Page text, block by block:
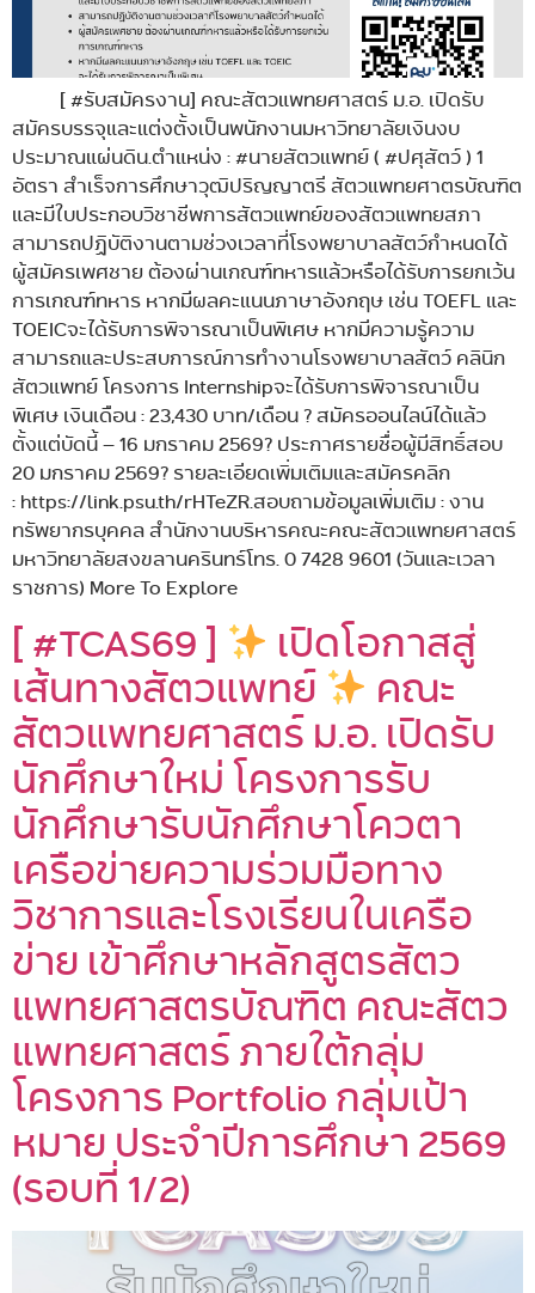
[ #รับสมัครงาน] คณะสัตวแพทยศาสตร์ ม.อ. เปิดรับ
สมัครบรรจุและแต่งตั้งเป็นพนักงานมหาวิทยาลัยเงินงบ
ประมาณแผ่นดิน.ตำแหน่ง : #นายสัตวแพทย์ ( #ปศุสัตว์ ) 1
อัตรา สำเร็จการศึกษาวุฒิปริญญาตรี สัตวแพทยศาตรบัณฑิต
และมีใบประกอบวิชาชีพการสัตวแพทย์ของสัตวแพทยสภา
สามารถปฏิบัติงานตามช่วงเวลาที่โรงพยาบาลสัตว์กำหนดได้
ผู้สมัครเพศชาย ต้องผ่านเกณฑ์ทหารแล้วหรือได้รับการยกเว้น
การเกณฑ์ทหาร หากมีผลคะแนนภาษาอังกฤษ เช่น TOEFL และ
TOEICจะได้รับการพิจารณาเป็นพิเศษ หากมีความรู้ความ
สามารถและประสบการณ์การทำงานโรงพยาบาลสัตว์ คลินิก
สัตวแพทย์ โครงการ Internshipจะได้รับการพิจารณาเป็น
พิเศษ เงินเดือน : 23,430 บาท/เดือน ? สมัครออนไลน์ได้แล้ว
ตั้งแต่บัดนี้ – 16 มกราคม 2569? ประกาศรายชื่อผู้มีสิทธิ์สอบ
20 มกราคม 2569? รายละเอียดเพิ่มเติมและสมัครคลิก
: https://link.psu.th/rHTeZR.สอบถามข้อมูลเพิ่มเติม : งาน
ทรัพยากรบุคคล สำนักงานบริหารคณะคณะสัตวแพทยศาสตร์
มหาวิทยาลัยสงขลานครินทร์โทร. 0 7428 9601 (วันและเวลา
ราชการ) More To Explore
[ #TCAS69 ] เปิดโอกาสสู่
เส้นทางสัตวแพทย์ คณะ
สัตวแพทยศาสตร์ ม.อ. เปิดรับ
นักศึกษาใหม่ โครงการรับ
นักศึกษารับนักศึกษาโควตา
เครือข่ายความร่วมมือทาง
วิชาการและโรงเรียนในเครือ
ข่าย เข้าศึกษาหลักสูตรสัตว
แพทยศาสตรบัณฑิต คณะสัตว
แพทยศาสตร์ ภายใต้กลุ่ม
โครงการ Portfolio กลุ่มเป้า
หมาย ประจำปีการศึกษา 2569
(รอบที่ 1/2)